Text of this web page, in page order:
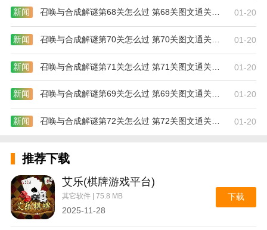
新闻 召唤与合成解谜第68关怎么过 第68关图文通关攻略 01-20
新闻 召唤与合成解谜第70关怎么过 第70关图文通关攻略 01-20
新闻 召唤与合成解谜第71关怎么过 第71关图文通关攻略 01-20
新闻 召唤与合成解谜第69关怎么过 第69关图文通关攻略 01-20
新闻 召唤与合成解谜第72关怎么过 第72关图文通关攻略 01-20
推荐下载
艾乐(棋牌游戏平台)
其它软件 | 75.8 MB
2025-11-28
下载